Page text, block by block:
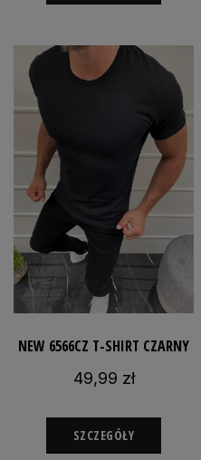
NEW 6566CZ T-SHIRT CZARNY
49,99 zł
SZCZEGÓŁY